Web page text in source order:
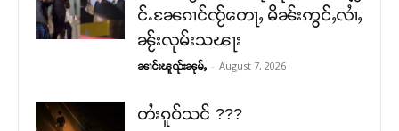
င်ႉၼႄၵၢင်ၸႂ်တေႃႇ မိၼ်းဢွင်ႇလၢႆႇ
ၼႂ်းလုမ်းသၽႃး
ၼၢင်းၽူၺ်းၼုမ်ႇ - August 7, 2026
တႆးၵူဝ်သင် ???